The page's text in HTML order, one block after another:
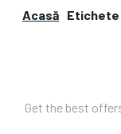
Acasă Etichete
Get the best